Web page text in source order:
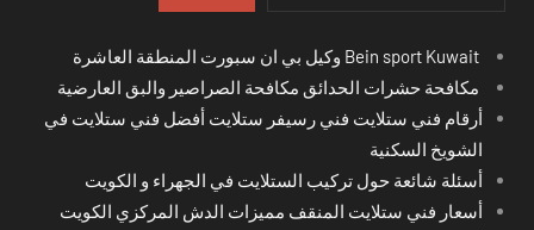
مكافحة حشرات الحدائق مكافحة الصراصير والبق العارضية
أرقام فني ستلايت فني رسيفر ستلايت أفضل فني ستلايت في
الشويخ السكنية
أسئلة شائعة حول تركيب الستلايت في الجهراء و الكويت
أسعار فني ستلايت المنقف مميزات الدش المركزي الكويت